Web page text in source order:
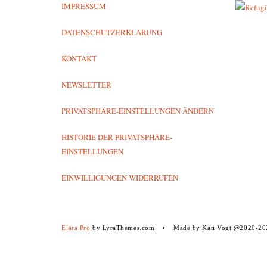
IMPRESSUM
DATENSCHUTZERKLÄRUNG
KONTAKT
NEWSLETTER
PRIVATSPHÄRE-EINSTELLUNGEN ÄNDERN
HISTORIE DER PRIVATSPHÄRE-
EINSTELLUNGEN
EINWILLIGUNGEN WIDERRUFEN
Elara Pro by LyraThemes.com Made by Kati Vogt @2020-